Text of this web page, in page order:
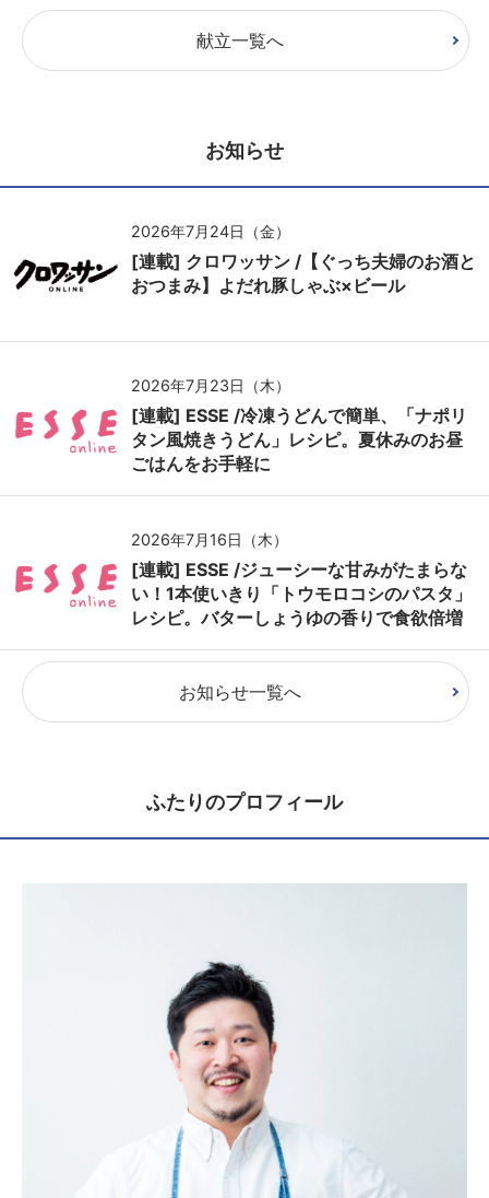
献立一覧へ
お知らせ
2026年7月24日（金）
[連載] クロワッサン /【ぐっち夫婦のお酒と
おつまみ】よだれ豚しゃぶ×ビール
2026年7月23日（木）
[連載] ESSE /冷凍うどんで簡単、「ナポリ
タン風焼きうどん」レシピ。夏休みのお昼
ごはんをお手軽に
2026年7月16日（木）
[連載] ESSE /ジューシーな甘みがたまらな
い！1本使いきり「トウモロコシのパスタ」
レシピ。バターしょうゆの香りで食欲倍増
お知らせ一覧へ
ふたりのプロフィール